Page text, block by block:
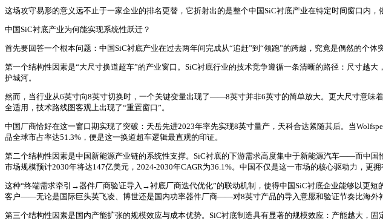
这场攻守易形的意义远不止于一家企业的排名更替，它折射出的是整个中国SiC衬底产业在特定时间窗口内
中国SiC衬底产业为何能实现系统性跃迁？
首先要回答一个根本问题：中国SiC衬底产业在过去两年间完成从“追赶”到“领跑”的跨越，究竟是偶然的个体
第一个结构性因素是“大尺寸换道超车”的产业窗口。SiC衬底行业的技术竞争遵循一条清晰的路径：尺寸越
护城河。
然而，当行业从6英寸向8英寸切换时，一个关键变量出现了——8英寸并非6英寸的简单放大。更大尺寸意味
全适用，技术路线图客观上出现了“重置窗口”。
中国厂商恰好在这一窗口期实现了突破：天岳先进2023年率先实现8英寸量产，天科合达紧随其后。当
品全球市占率达51.3%，便是这一换道超车逻辑最直观的印证。
第二个结构性因素是中国新能源产业链的系统性支撑。SiC衬底的下游需求高度集中于新能源汽车——而中
市场规模预计2030年将达147亿美元，2024-2030年CAGR为36.1%。中国不仅是这一市场的核心驱动力，更
这种“终端需求牵引→器件厂商验证导入→衬底厂商迭代优化”的联动机制，使得中国SiC衬底企业能够以更
客户——无论是国际巨头英飞凌、博世还是国内功率器件厂商——对8英寸产品的导入意愿和验证节奏比海外
第三个结构性因素是国内产能扩张的规模效应与成本优势。SiC衬底制造具有显著的规模效应：产能越大，固